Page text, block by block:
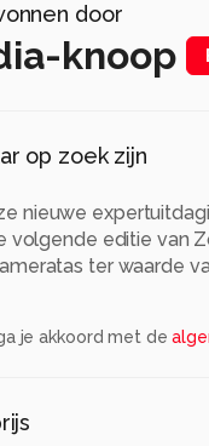
door
knoop
op zoek zijn
nieuwe
volgende editie van
ter waarde
je akkoord met de